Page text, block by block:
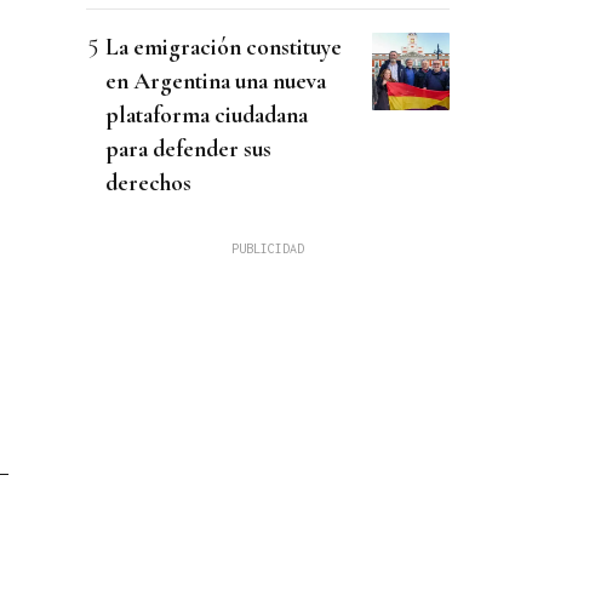
La emigración constituye
en Argentina una nueva
plataforma ciudadana
para defender sus
derechos